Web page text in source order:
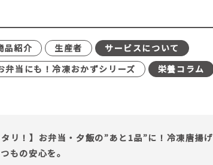
品紹介 生産者
サービスについて
弁当にも！冷凍おかずシリーズ
栄養コラム
タリ！】お弁当・夕飯の”あと1品”に！冷凍唐揚げ
もの安心を。